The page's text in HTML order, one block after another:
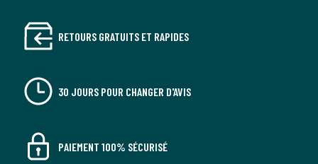
RETOURS GRATUITS ET RAPIDES
30 JOURS POUR CHANGER D'AVIS
PAIEMENT 100% SÉCURISÉ